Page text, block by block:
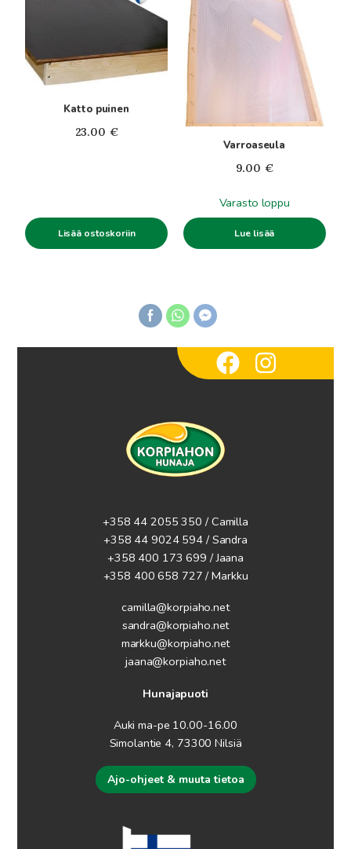
Katto puinen
23.00 €
Lisää ostoskoriin
Varroaseula
9.00 €
Varasto loppu
Lue lisää
+358 44 2055 350 / Camilla
+358 44 9024 594 / Sandra
+358 400 173 699 / Jaana
+358 400 658 727 / Markku
camilla@korpiaho.net
sandra@korpiaho.net
markku@korpiaho.net
jaana@korpiaho.net
Hunajapuoti
Auki ma-pe 10.00-16.00
Simolantie 4, 73300 Nilsiä
Ajo-ohjeet & muuta tietoa